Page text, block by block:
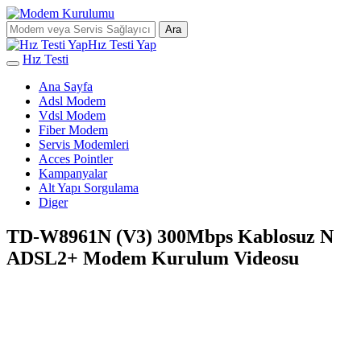
Ara
Hız Testi Yap
Hız Testi
Ana Sayfa
Adsl Modem
Vdsl Modem
Fiber Modem
Servis Modemleri
Acces Pointler
Kampanyalar
Alt Yapı Sorgulama
Diger
TD-W8961N (V3) 300Mbps Kablosuz N
ADSL2+ Modem Kurulum Videosu